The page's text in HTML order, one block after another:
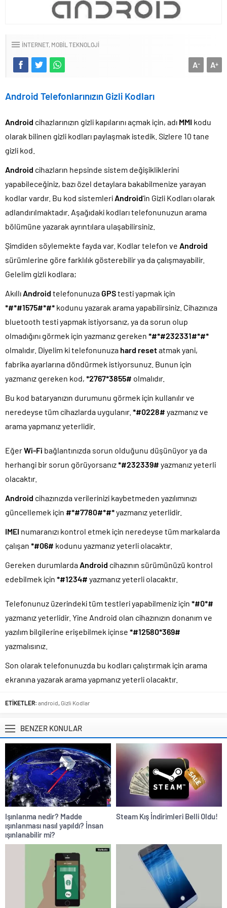
INTERNET MOBIL TEKNOLOJI
A+
A-
Android Telefonlarınızın Gizli Kodları
Android cihazlarınızın gizli kapılarını açmak için, adı MMI kodu
olarak bilinen gizli kodları paylaşmak istedik. Sizlere 10 tane
gizli kod.
Android cihazların hepsinde sistem değişikliklerini
yapabileceğiniz, bazı özel detaylara bakabilmenize yarayan
kodlar vardır. Bu kod sistemleri Android‘in Gizli Kodları olarak
adlandırılmaktadır. Aşağıdaki kodları telefonunuzun arama
bölümüne yazarak ayrıntılara ulaşabilirsiniz.
Şimdiden söylemekte fayda var. Kodlar telefon ve Android
sürümlerine göre farklılık gösterebilir ya da çalışmayabilir.
Gelelim gizli kodlara;
Akıllı Android telefonunuzaGPStesti yapmak için
*#*#1575#*#* kodunu yazarak arama yapabilirsiniz. Cihazınıza
bluetooth testi yapmak istiyorsanız, ya da sorun olup
olmadığını görmek için yazmanız gereken *#*#232331#*#*
olmalıdır. Diyelim ki telefonunuza hard resetatmak yani,
fabrika ayarlarına döndürmek istiyorsunuz. Bunun için
yazmanız gereken kod, *2767*3855# olmalıdır.
Bu kod bataryanızın durumunu görmek için kullanılır ve
neredeyse tüm cihazlarda uygulanır. *#0228# yazmanız ve
arama yapmanız yeterlidir.
EğerWi-Fi bağlantınızda sorun olduğunu düşünüyor ya da
herhangi bir sorun görüyorsanız*#232339# yazmanız yeterli
olacaktır.
Android cihazınızda verilerinizi kaybetmeden yazılımınızı
güncellemek için #*#7780#*#*yazmanız yeterlidir.
IMEI numaranızı kontrol etmek için neredeyse tüm markalarda
çalışan *#06# kodunu yazmanız yeterli olacaktır.
Gereken durumlarda Android cihazının sürümünüzü kontrol
edebilmek için *#1234# yazmanız yeterli olacaktır.
Telefonunuz üzerindeki tüm testleri yapabilmeniz için *#0*#
yazmanız yeterlidir. Yine Android olan cihazınızın donanım ve
yazılım bilgilerine erişebilmek içinse *#12580*369#
yazmalısınız.
Son olarak telefonunuzda bu kodları çalıştırmak için arama
ekranına yazarak arama yapmanız yeterli olacaktır.
ETİKETLER: android Gizli Kodlar
BENZER KONULAR
Işınlanma nedir? Madde
ışınlanması nasıl yapıldı? İnsan
ışınlanabilir mi?
Steam Kış İndirimleri Belli Oldu!